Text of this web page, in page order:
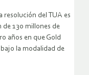
resolución del TUA es
de 130 millones de
años en que Gold
la modalidad de